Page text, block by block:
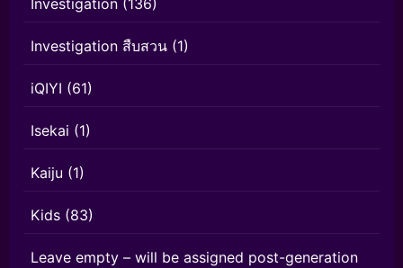
Investigation สืบสวน (1)
iQIYI (61)
Isekai (1)
Kaiju (1)
Kids (83)
Leave empty – will be assigned post-generation